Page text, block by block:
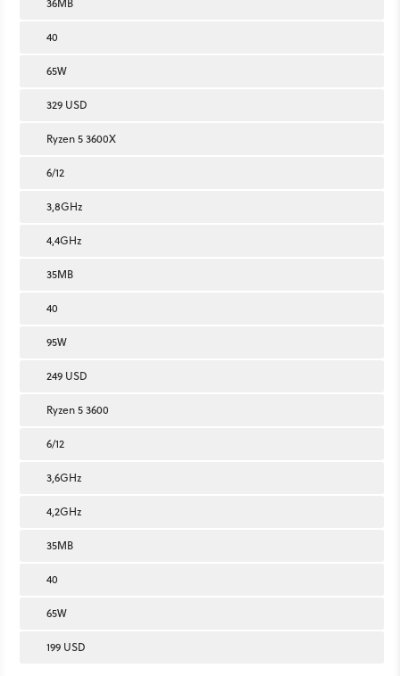
40
65W
329 USD
Ryzen 5 3600X
6/12
3,8GHz
4,4GHz
35MB
40
95W
249 USD
Ryzen 5 3600
6/12
3,6GHz
4,2GHz
35MB
40
65W
199 USD